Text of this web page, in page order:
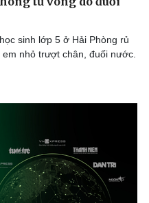
sinh lớp 5 ở Hải Phòng rủ
nhỏ trượt chân, đuối nước.